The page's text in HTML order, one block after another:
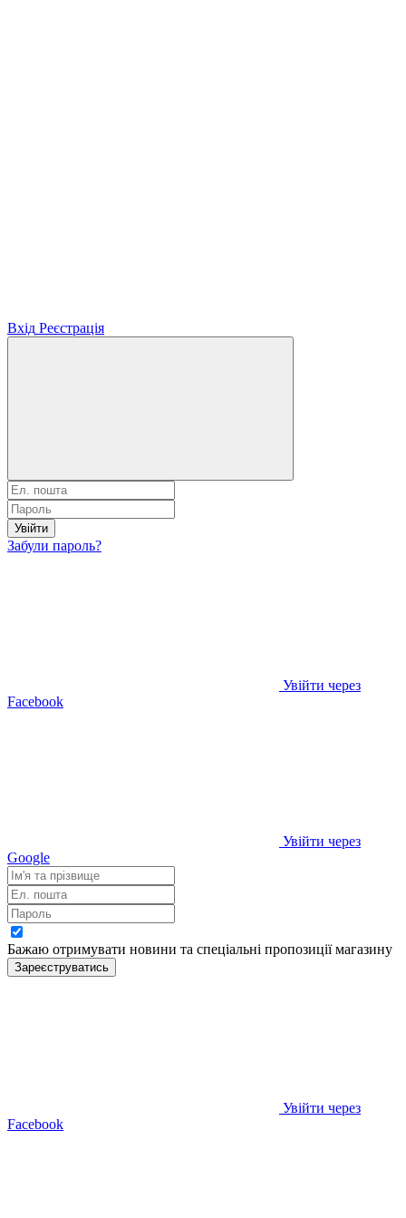
Вхід Реєстрація
Увійти
Забули пароль?
Увійти через
Facebook
Увійти через
Google
Бажаю отримувати новини та спеціальні пропозиціїмагазину
Зареєструватись
Увійти через
Facebook